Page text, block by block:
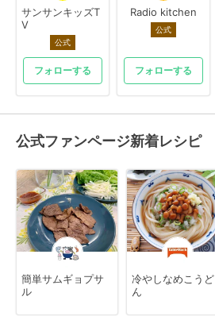
サンサンキッズT
V
公式
フォローする
Radio kitchen
公式
フォローする
公式ファンページ新着レシピ
簡単サムギョプサ
ル
冷やしなめこうど
ん